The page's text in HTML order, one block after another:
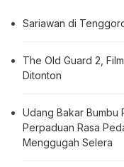
Sariawan di
The Old Guard 2,
Ditonton
Udang Bakar Bumbu
Perpaduan Rasa
Menggugah Selera